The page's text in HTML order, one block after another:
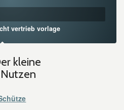
vertrieb vorlage
kleine